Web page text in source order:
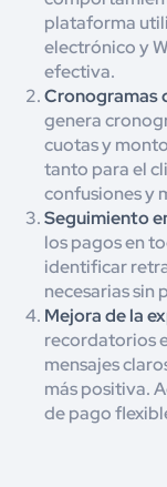
plataforma
electrónico y
efectiva.
Cronogramas
genera
cuotas y
tanto para el
confusiones y
Seguimiento
los pagos en
identificar
necesarias sin
Mejora de la
recordatorios
mensajes
más positiva.
de pago